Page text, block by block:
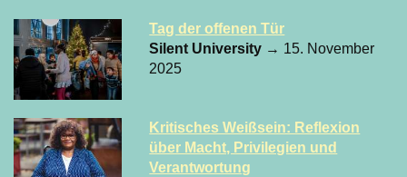
Tag der offenen Tür
Silent University → 15. November
2025
Kritisches Weißsein: Reflexion
über Macht, Privilegien und
Verantwortung